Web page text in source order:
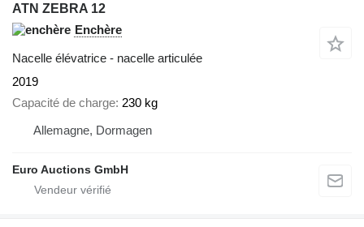
ATN ZEBRA 12
Enchère
Nacelle élévatrice - nacelle articulée
2019
Capacité de charge 230 kg
Allemagne, Dormagen
Euro Auctions GmbH